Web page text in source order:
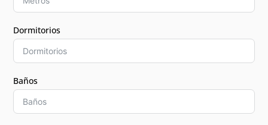
Dormitorios
Baños